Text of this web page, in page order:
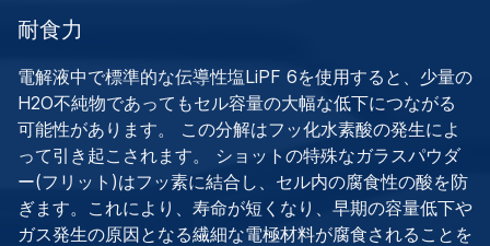
耐食力
電解液中で標準的な伝導性塩LiPF 6を使用すると、少量の
H2O不純物であってもセル容量の大幅な低下につながる
可能性があります。 この分解はフッ化水素酸の発生によ
って引き起こされます。 ショットの特殊なガラスパウダ
ー(フリット)はフッ素に結合し、セル内の腐食性の酸を防
ぎます。これにより、寿命が短くなり、早期の容量低下や
ガス発生の原因となる繊細な電極材料が腐食されることを